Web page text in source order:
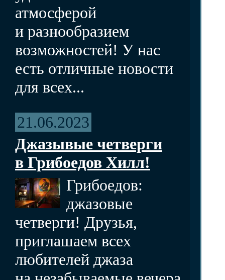
атмосферой
и разнообразием
возможностей! У нас
есть отличные новости
для всех...
21.06.2023
Джазывые четверги
в Грибоедов Хилл!
Грибоедов:
джазовые
четверги! Друзья,
приглашаем всех
любителей джаза